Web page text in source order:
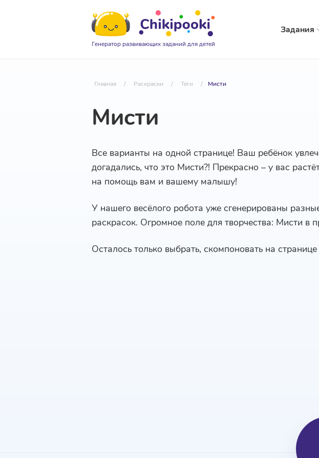
Генератор развивающих заданий для детей
Задания
Главная / Раскраски / Теги / Мисти
Мисти
Все варианты на одной странице! Ваш ребёнок
догадались, что это Мисти?! Прекрасно – у вас
на помощь вам и вашему малышу!
У нашего весёлого робота уже сгенерированы
раскрасок. Огромное поле для творчества: Мисти в
Осталось только выбрать, скомпоновать на странице